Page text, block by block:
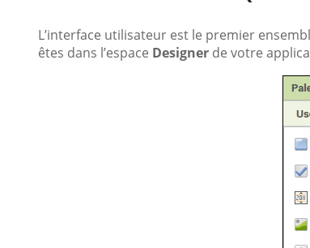
L’interface utilisateur est le premier
êtes dans l’espace Designer de votre